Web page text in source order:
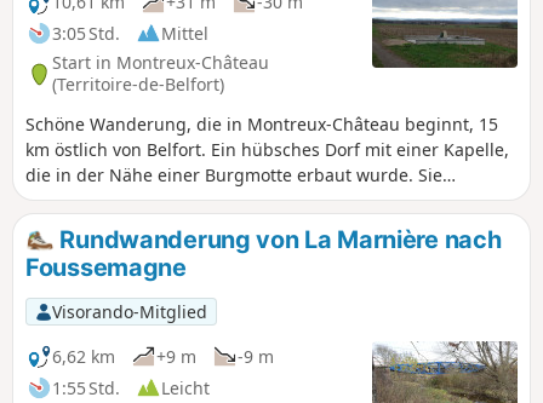
3:05 Std.
Mittel
Start in Montreux-Château
(Territoire-de-Belfort)
Schöne Wanderung, die in Montreux-Château beginnt, 15
km östlich von Belfort. Ein hübsches Dorf mit einer Kapelle,
die in der Nähe einer Burgmotte erbaut wurde. Sie
entdecken eine ländliche Landschaft mit Blick auf den
Schweizer Jura. Die Wanderung führt an der Stelle vorbei,
an der Adolphe Pégoud, ein Fliegerass, 1915 abgeschossen
wurde. Diese Wanderung ist markiert.
Rundwanderung von La Marnière nach
Foussemagne
Visorando-Mitglied
6,62 km
+9 m
-9 m
1:55 Std.
Leicht